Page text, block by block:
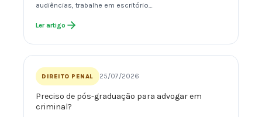
audiências, trabalhe em escritório…
Ler artigo
DIREITO PENAL 25/07/2026
Preciso de pós-graduação para advogar em
criminal?